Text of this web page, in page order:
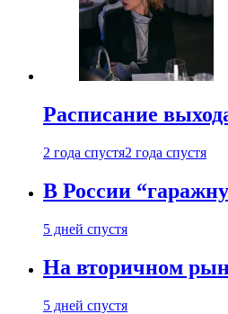
Расписание
2 года спустя2 года спустя
В России
5 дней спустя
На вторичном
5 дней спустя